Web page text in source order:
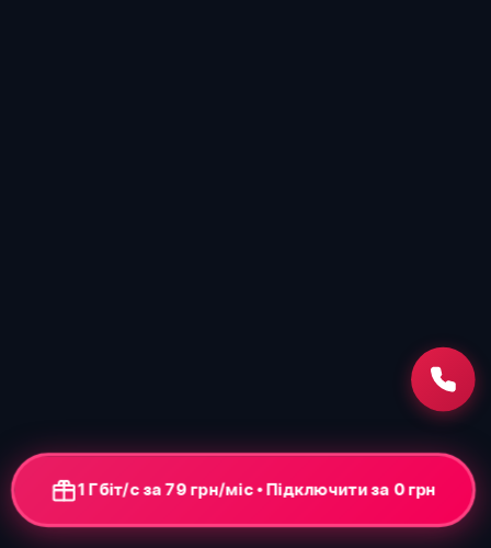
+ ONU-термінал